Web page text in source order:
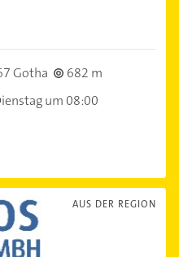
Gotha
682 m
um 08:00
AUS DER REGION